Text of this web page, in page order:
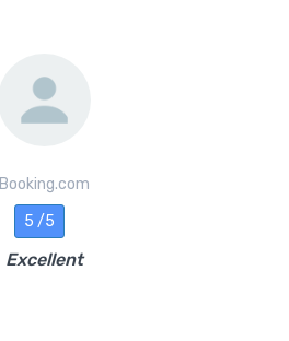
Booking.com
5 /5
Excellent